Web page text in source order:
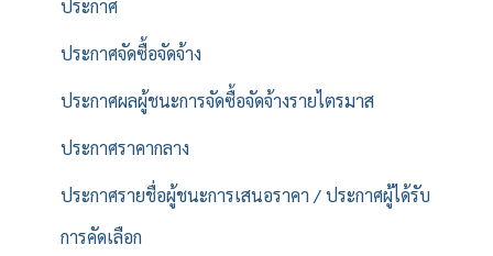
ประกาศ
ประกาศจัดซื้อจัดจ้าง
ประกาศผลผู้ชนะการจัดซื้อจัดจ้างรายไตรมาส
ประกาศราคากลาง
ประกาศรายชื่อผู้ชนะการเสนอราคา / ประกาศผู้ได้รับ
การคัดเลือก